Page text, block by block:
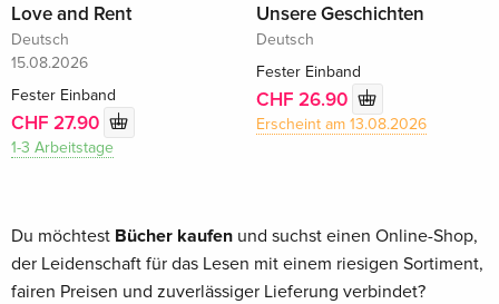
Love and Rent
Deutsch
15.08.2026
Fester Einband
CHF 27.90
1-3 Arbeitstage
Unsere Geschichten
Deutsch
Fester Einband
CHF 26.90
Erscheint am 13.08.2026
Du möchtest Bücher kaufen und suchst einen Online-Shop,
der Leidenschaft für das Lesen mit einem riesigen Sortiment,
fairen Preisen und zuverlässiger Lieferung verbindet?